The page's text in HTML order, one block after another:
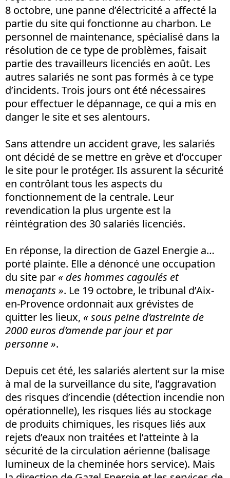
8 octobre, une panne d’électricité a affecté la
partie du site qui fonctionne au charbon. Le
personnel de maintenance, spécialisé dans la
résolution de ce type de problèmes, faisait
partie des travailleurs licenciés en août. Les
autres salariés ne sont pas formés à ce type
d’incidents. Trois jours ont été nécessaires
pour effectuer le dépannage, ce qui a mis en
danger le site et ses alentours.
Sans attendre un accident grave, les salariés
ont décidé de se mettre en grève et d’occuper
le site pour le protéger. Ils assurent la sécurité
en contrôlant tous les aspects du
fonctionnement de la centrale. Leur
revendication la plus urgente est la
réintégration des 30 salariés licenciés.
En réponse, la direction de Gazel Energie a…
porté plainte. Elle a dénoncé une occupation
du site par « des hommes cagoulés et
menaçants ». Le 19 octobre, le tribunal d’Aix-
en-Provence ordonnait aux grévistes de
quitter les lieux, « sous peine d’astreinte de
2000 euros d’amende par jour et par
personne ».
Depuis cet été, les salariés alertent sur la mise
à mal de la surveillance du site, l’aggravation
des risques d’incendie (détection incendie non
opérationnelle), les risques liés au stockage
de produits chimiques, les risques liés aux
rejets d’eaux non traitées et l’atteinte à la
sécurité de la circulation aérienne (balisage
lumineux de la cheminée hors service). Mais